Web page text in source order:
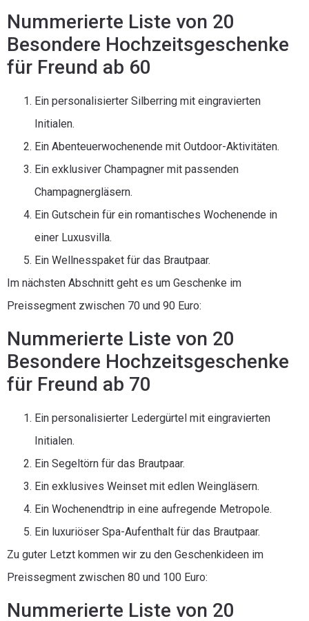
Nummerierte Liste von 20
Besondere Hochzeitsgeschenke
für Freund ab 60
Ein personalisierter Silberring mit eingravierten
Initialen.
Ein Abenteuerwochenende mit Outdoor-Aktivitäten.
Ein exklusiver Champagner mit passenden
Champagnergläsern.
Ein Gutschein für ein romantisches Wochenende in
einer Luxusvilla.
Ein Wellnesspaket für das Brautpaar.
Im nächsten Abschnitt geht es um Geschenke im
Preissegment zwischen 70 und 90 Euro:
Nummerierte Liste von 20
Besondere Hochzeitsgeschenke
für Freund ab 70
Ein personalisierter Ledergürtel mit eingravierten
Initialen.
Ein Segeltörn für das Brautpaar.
Ein exklusives Weinset mit edlen Weingläsern.
Ein Wochenendtrip in eine aufregende Metropole.
Ein luxuriöser Spa-Aufenthalt für das Brautpaar.
Zu guter Letzt kommen wir zu den Geschenkideen im
Preissegment zwischen 80 und 100 Euro:
Nummerierte Liste von 20